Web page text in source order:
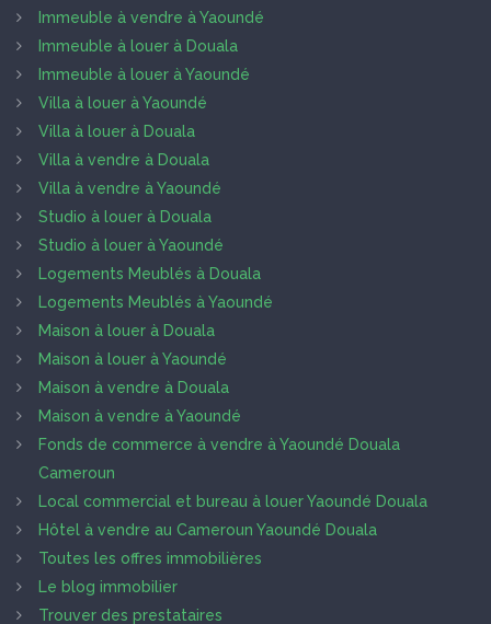
Immeuble à vendre à Yaoundé
Immeuble à louer à Douala
Immeuble à louer à Yaoundé
Villa à louer à Yaoundé
Villa à louer à Douala
Villa à vendre à Douala
Villa à vendre à Yaoundé
Studio à louer à Douala
Studio à louer à Yaoundé
Logements Meublés à Douala
Logements Meublés à Yaoundé
Maison à louer à Douala
Maison à louer à Yaoundé
Maison à vendre à Douala
Maison à vendre à Yaoundé
Fonds de commerce à vendre à Yaoundé Douala
Cameroun
Local commercial et bureau à louer Yaoundé Douala
Hôtel à vendre au Cameroun Yaoundé Douala
Toutes les offres immobilières
Le blog immobilier
Trouver des prestataires